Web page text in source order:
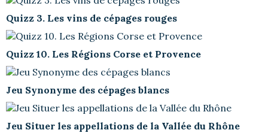
Quizz 3. Les vins de cépages rouges
Quizz 10. Les Régions Corse et Provence
Jeu Synonyme des cépages blancs
Jeu Situer les appellations de la Vallée du Rhône